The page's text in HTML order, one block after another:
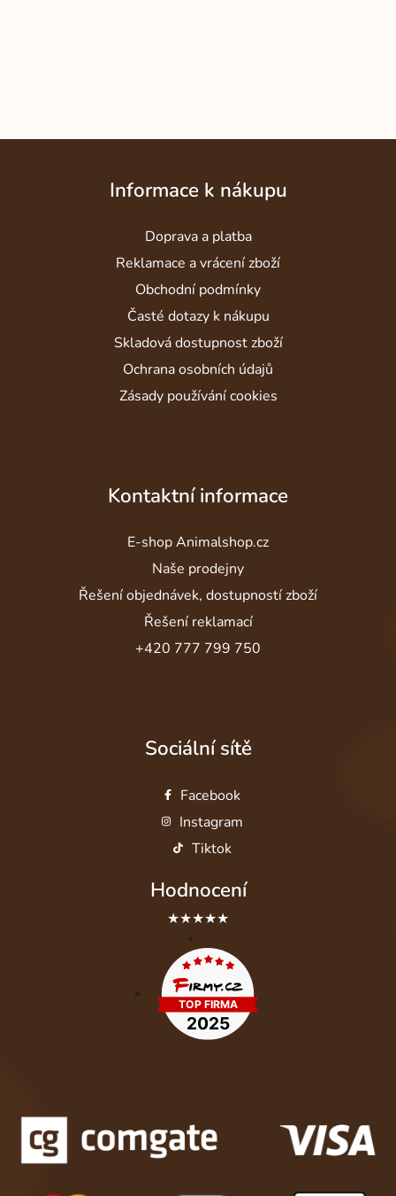
Informace k nákupu
Doprava a platba
Reklamace a vrácení zboží
Obchodní podmínky
Časté dotazy k nákupu
Skladová dostupnost zboží
Ochrana osobních údajů
Zásady používání cookies
Kontaktní informace
E-shop Animalshop.cz
Naše prodejny
Řešení objednávek, dostupností zboží
Řešení reklamací
+420 777 799 750
Sociální sítě
Facebook
Instagram
Tiktok
Hodnocení
★★★★★